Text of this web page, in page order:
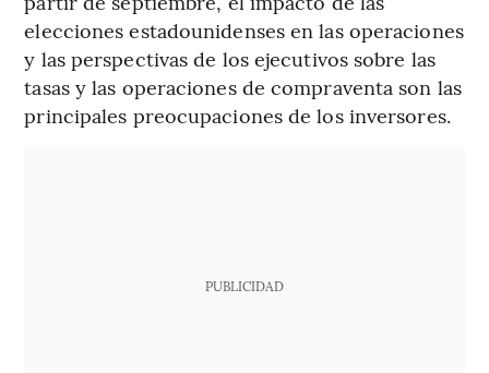
elecciones estadounidenses en las operaciones
y las perspectivas de los ejecutivos sobre las
tasas y las operaciones de compraventa son las
principales preocupaciones de los inversores.
PUBLICIDAD